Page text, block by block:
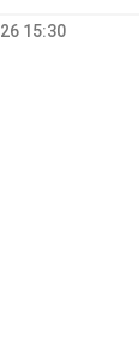
15:30